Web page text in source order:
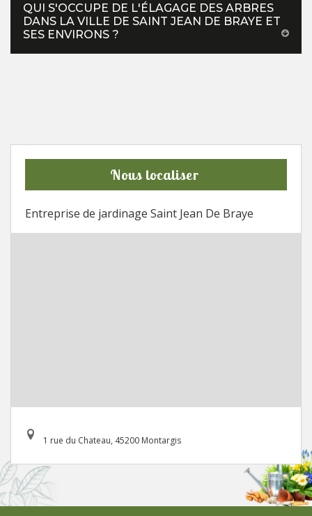
QUI S'OCCUPE DE L'ÉLAGAGE DES ARBRES
DANS LA VILLE DE SAINT JEAN DE BRAYE ET
SES ENVIRONS ?
Nous localiser
Entreprise de jardinage Saint Jean De Braye
1 rue du Chateau, 45200 Montargis